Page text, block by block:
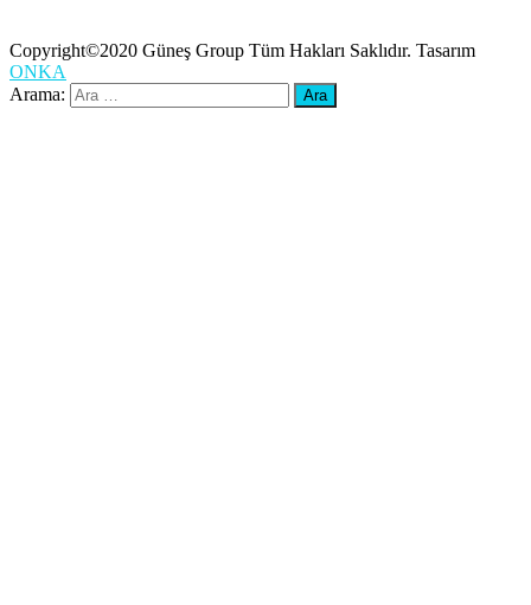
Copyright©2020 Güneş Group Tüm Hakları Saklıdır. Tasarım
ONKA
Arama: